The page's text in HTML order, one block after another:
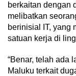
berkaitan dengan
melibatkan
berinisial IT, yang
satuan kerja di
“Benar, telah ada
Maluku terkait